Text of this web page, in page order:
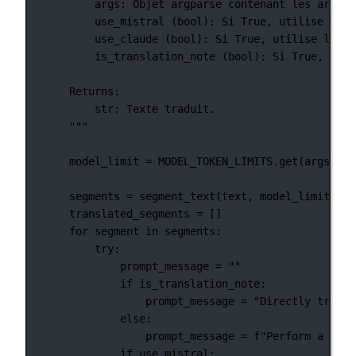
args: Objet argparse contenant les
use_mistral (bool): Si True, utilise
use_claude (bool): Si True, utilise
is_translation_note (bool): Si True, le
Returns:
str: Texte traduit.
"""
model_limit = MODEL_TOKEN_LIMITS
segments = segment_text(text, model_limit)
translated_segments = []
for segment in segments:
try:
prompt_message =
""
if is_translation_note:
prompt_message =
"Directly
else:
prompt_message = f"Perform a
if use_mistral: